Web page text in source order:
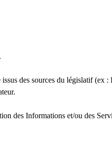
des sources du législatif (ex
des Informations et/ou des